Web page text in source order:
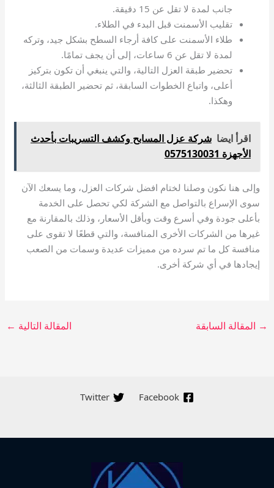
جانب لمدة لا تقل عن 15 دقيقة.
تقليب الأسمنت قبل البدء في الطلاء.
طلاء الأسمنت على كافة أرجاء السطح بشكل جيد، وتركه
لمدة لا تقل عن 6 ساعات، إلى أن يجف تمامًا.
تحضير طبقة العزل التالية، والتي ينبغي أن تكون بتركيز
أعلى، واتباع الخطوات السابقة، ثم تحضير الطبقة الثالثة،
وهكذا.
اقرأ ايضا شركة عزل المسابح وكشف التسريبات بأحدث
الأجهزة 0575130031
وإلى هنا نكون وصلنا لختام افضل شركات العزل، وما يسعك الآن
سوى الإسراع بالتواصل مع الشركة لكي تحصل على الخدمة
بأعلى جودة وفي أسرع وقت وبأقل الأسعار، وذلك بالمقارنة مع
غيرها من الشركات الأخرى المنافسة، والتي قطعًا لا تقوى على
منافسة كل ما تم سرده من مميزات عديدة وسمات من الصعب
إيجادها في أي شركة أخرى.
→ المقالة السابقة المقالة التالية ←
Facebook
Twitter